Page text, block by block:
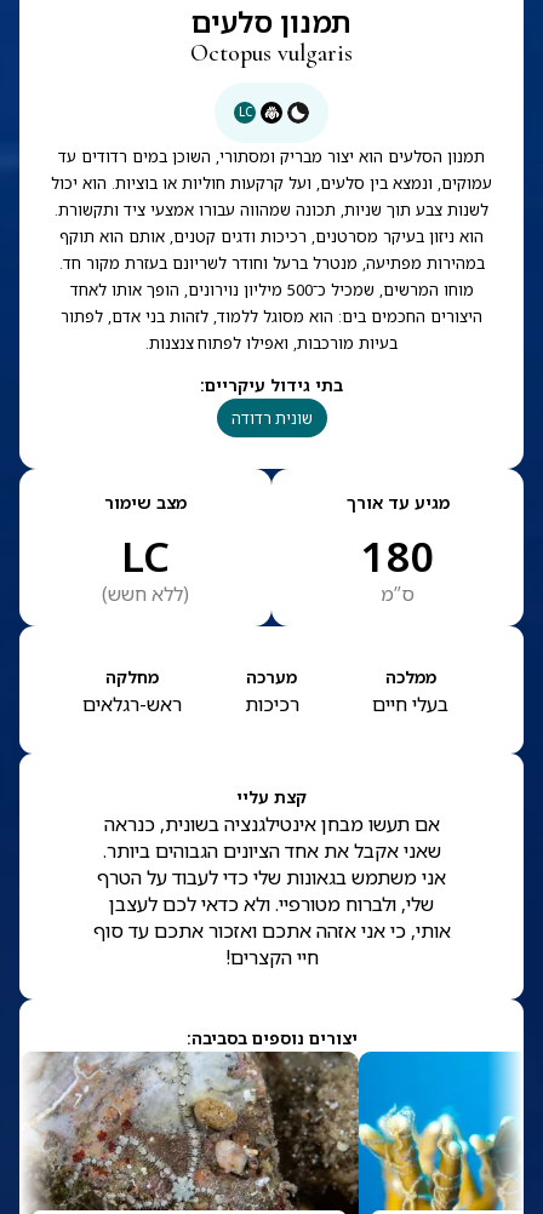
תמנון סלעים
Octopus vulgaris
LC
תמנון הסלעים הוא יצור מבריק ומסתורי, השוכן במים רדודים עד
עמוקים, ונמצא בין סלעים, ועל קרקעות חוליות או בוציות. הוא יכול
לשנות צבע תוך שניות, תכונה שמהווה עבורו אמצעי ציד ותקשורת.
הוא ניזון בעיקר מסרטנים, רכיכות ודגים קטנים, אותם הוא תוקף
במהירות מפתיעה, מנטרל ברעל וחודר לשריונם בעזרת מקור חד.
מוחו המרשים, שמכיל כ־500 מיליון נוירונים, הופך אותו לאחד
היצורים החכמים בים: הוא מסוגל ללמוד, לזהות בני אדם, לפתור
בעיות מורכבות, ואפילו לפתוח צנצנות.
בתי גידול עיקריים:
שונית רדודה
מגיע עד אורך
180
ס”מ
מצב שימור
LC
(ללא חשש)
ממלכה
בעלי חיים
מערכה
רכיכות
מחלקה
ראש-רגלאים
קצת עליי
אם תעשו מבחן אינטילגנציה בשונית, כנראה
שאני אקבל את אחד הציונים הגבוהים ביותר.
אני משתמש בגאונות שלי כדי לעבוד על הטרף
שלי, ולברוח מטורפיי. ולא כדאי לכם לעצבן
אותי, כי אני אזהה אתכם ואזכור אתכם עד סוף
חיי הקצרים!
יצורים נוספים בסביבה: